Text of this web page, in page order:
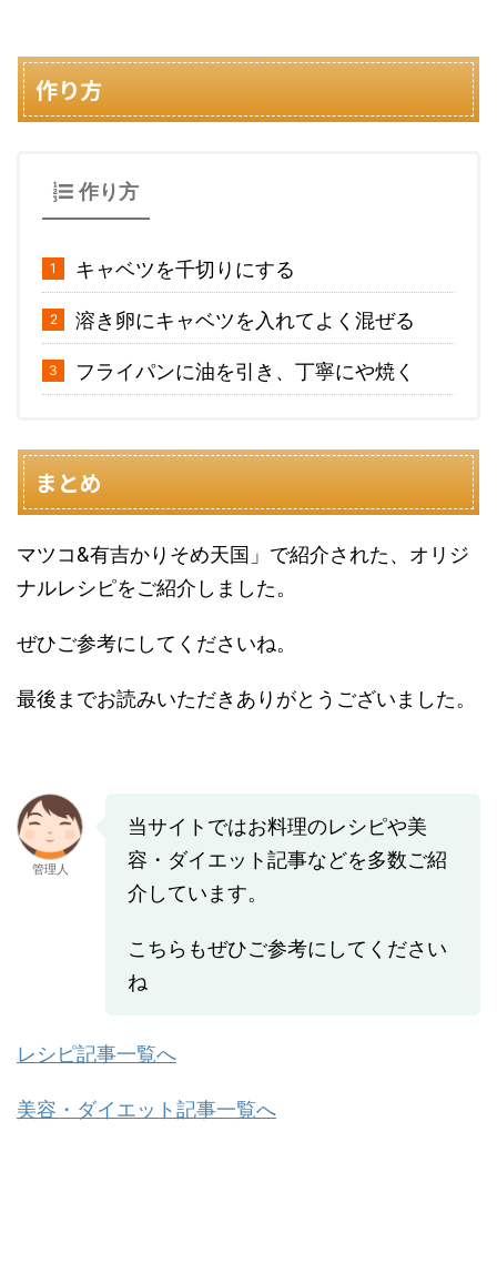
作り方
作り方
キャベツを千切りにする
溶き卵にキャベツを入れてよく混ぜる
フライパンに油を引き、丁寧にや焼く
まとめ
マツコ&有吉かりそめ天国」で紹介された、オリジ
ナルレシピをご紹介しました。
ぜひご参考にしてくださいね。
最後までお読みいただきありがとうございました。
管理人
当サイトではお料理のレシピや美
容・ダイエット記事などを多数ご紹
介しています。
こちらもぜひご参考にしてください
ね
レシピ記事一覧へ
美容・ダイエット記事一覧へ